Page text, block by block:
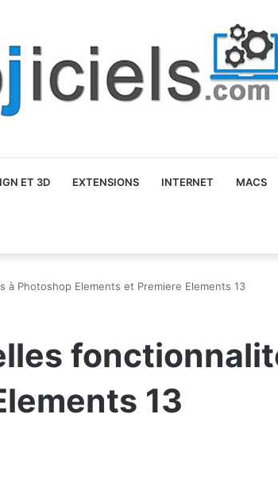
ET 3D EXTENSIONS INTERNET MACS
Photoshop Elements et Premiere Elements 13
13